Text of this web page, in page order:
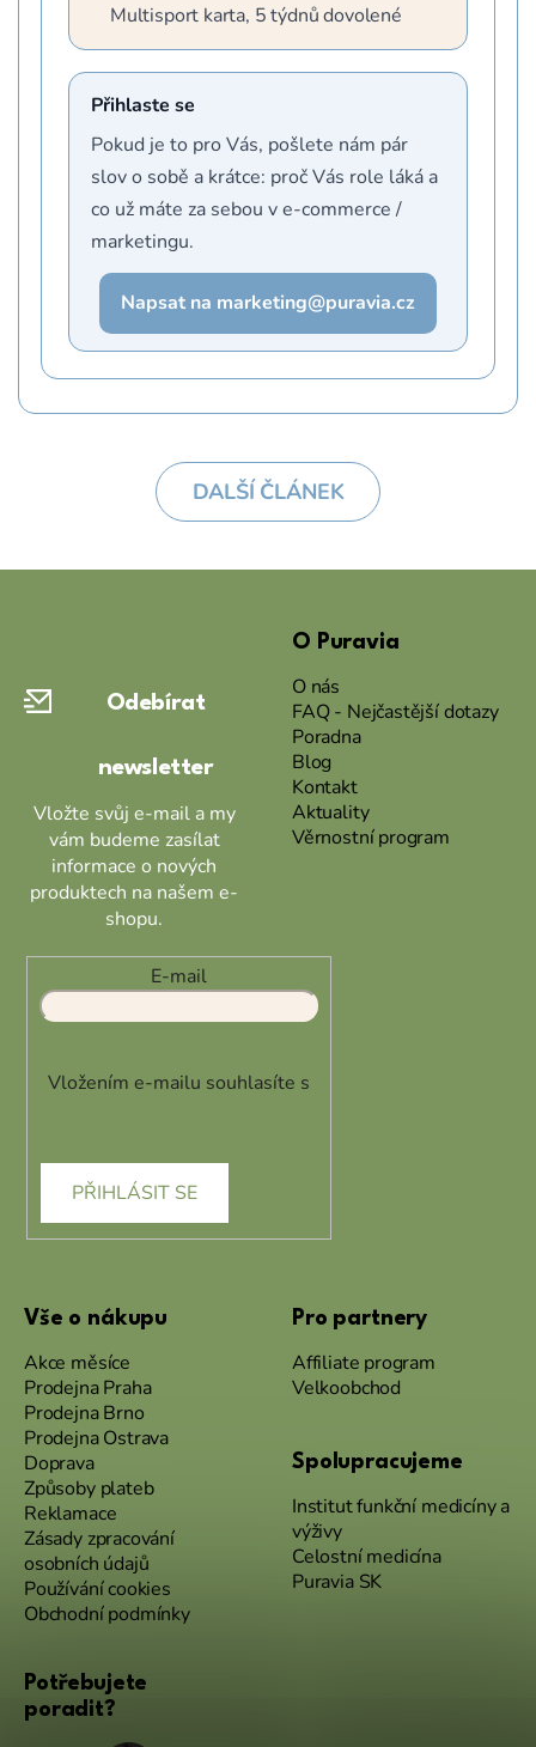
Multisport karta, 5 týdnů dovolené
Přihlaste se
Pokud je to pro Vás, pošlete nám pár
slov o sobě a krátce: proč Vás role láká a
co už máte za sebou v e-commerce /
marketingu.
Napsat na marketing@puravia.cz
DALŠÍ ČLÁNEK
Odebírat
newsletter
Vložte svůj e-mail a my
vám budeme zasílat
informace o nových
produktech na našem e-
shopu.
E-mail
Vložením e-mailu souhlasíte s
PŘIHLÁSIT SE
O Puravia
O nás
FAQ - Nejčastější dotazy
Poradna
Blog
Kontakt
Aktuality
Věrnostní program
Vše o nákupu
Akce měsíce
Prodejna Praha
Prodejna Brno
Prodejna Ostrava
Doprava
Způsoby plateb
Reklamace
Zásady zpracování
osobních údajů
Používání cookies
Obchodní podmínky
Pro partnery
Affiliate program
Velkoobchod
Spolupracujeme
Institut funkční medicíny a
výživy
Celostní medicína
Puravia SK
Potřebujete
poradit?